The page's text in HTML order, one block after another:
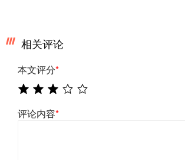
相关评论
本文评分*
评论内容*